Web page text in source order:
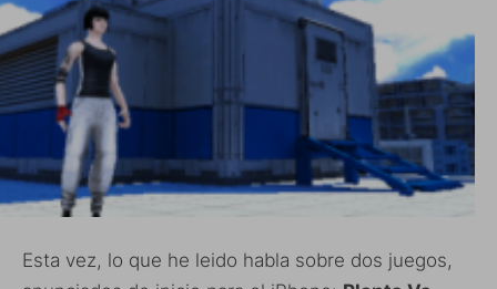
Esta vez, lo que he leido habla sobre dos juegos,